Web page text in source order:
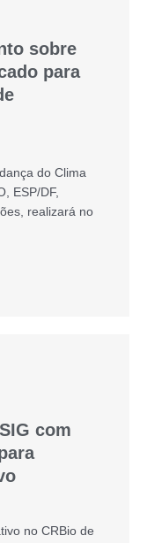
sobre
para
do Clima
ESP/DF,
realizará no
com
no CRBio de